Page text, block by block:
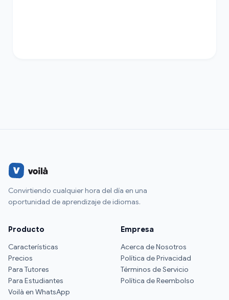
Convirtiendo cualquier hora del día en una
oportunidad de aprendizaje de idiomas.
Producto
Características
Precios
Para Tutores
Para Estudiantes
Voilà en WhatsApp
Empresa
Acerca de Nosotros
Política de Privacidad
Términos de Servicio
Política de Reembolso